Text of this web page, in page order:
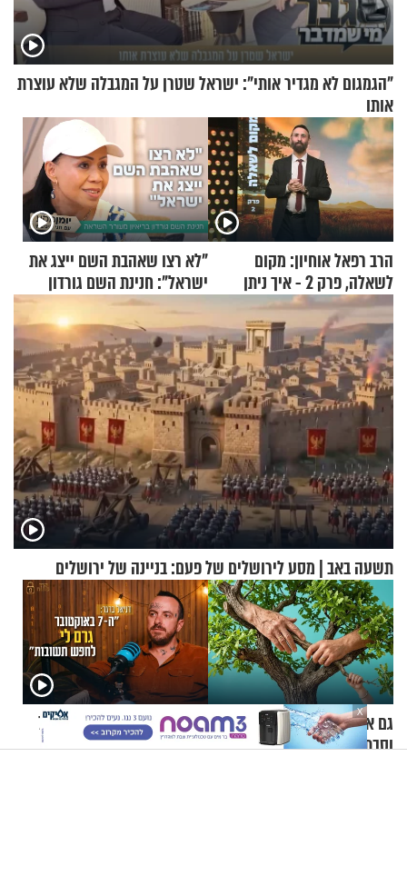
"הגמגום לא מגדיר אותי": ישראל שטרן על המגבלה שלא עוצרת
אותו
הרב רפאל אוחיון: מקום
לשאלה, פרק 2 - איך ניתן
להוכיח שהתורה משמיים?
"לא רצו שאהבת השם ייצג את
ישראל": חנינת השם גורדון
בריאיון מעורר השראה
תשעה באב | מסע לירושלים של פעם: בניינה של ירושלים
גם אתם גדלתם עם סבא
וסבתא? החוקרים אומרים שזה
קוד פתוח | דניאל ברגר: "ה-7
באוקטובר גרם לי לחפש
X